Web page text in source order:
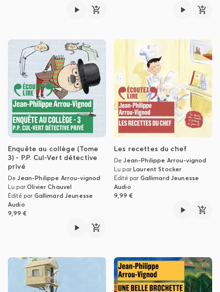
Enquête au collège (Tome
3) - P.P. Cul-Vert détective
privé
DeJean-Philippe Arrou-vignod
Lu parOlivier Chauvel
Édité par Gallimard Jeunesse
Audio
9,99 €
Les recettes du chef
DeJean-Philippe Arrou-vignod
Lu parLaurent Stocker
Édité par Gallimard Jeunesse
Audio
9,99 €